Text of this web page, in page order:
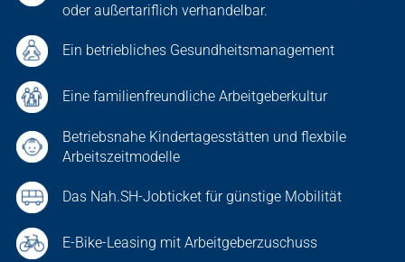
oder außertariflich verhandelbar.
Ein betriebliches Gesundheitsmanagement
Eine familienfreundliche Arbeitgeberkultur
Betriebsnahe Kindertagesstätten und flexbile
Arbeitszeitmodelle
Das Nah.SH-Jobticket für günstige Mobilität
E-Bike-Leasing mit Arbeitgeberzuschuss